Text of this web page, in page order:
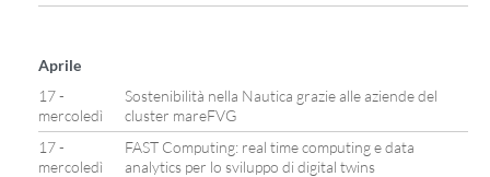
Aprile
17 -
mercoledì
Sostenibilità nella Nautica grazie alle aziende del
cluster mareFVG
17 -
mercoledì
FAST Computing: real time computing e data
analytics per lo sviluppo di digital twins